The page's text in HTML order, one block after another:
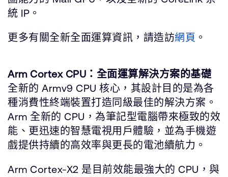
統 IP。
更多有關全新全面運算資訊，請造訪網頁 。
Arm Cortex CPU：全面運算解決方案的基礎
全新的 Armv9 CPU 核心，其設計目的是為各
種消費性終端裝置打造同級最佳的解決方案。
Arm 全新的 CPU，為筆記型電腦帶來極致的效
能、更迅速的智慧電視用戶體驗，並為手機遊
戲提供持續的高效率與更長的電池續航力。
Arm Cortex-X2 是目前效能最強大的 CPU，與